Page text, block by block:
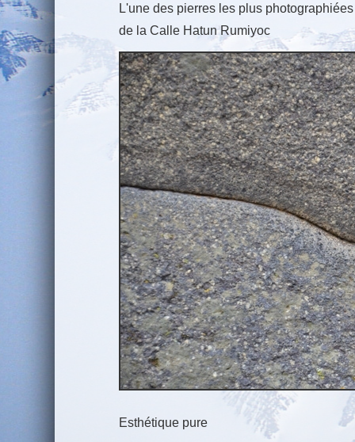
L'une des pierres les plus
de la Calle Hatun Rumiyoc
Esthétique pure